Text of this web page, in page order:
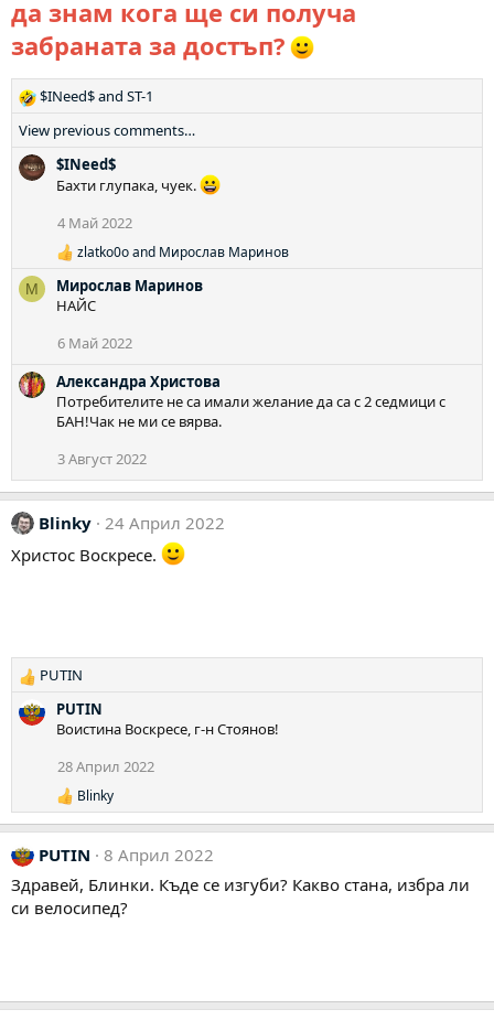
и
да знам кога ще си получа
забраната за достъп?
Р
е
к
ц
$INeed$and ST-1
View previous comments…
$INeed$
Бахти глупака, чуек.
4 Май 2022
Р
е
а
к
и
:
zlatko0oand Мирослав Маринов
М
Мирослав Маринов
НАЙС
6 Май 2022
Александра Христова
Потребителите не са имали желание да са с 2 седмици с
БАН!Чак не ми се вярва.
3 Август 2022
Blinky 24 Април 2022
Христос Воскресе.
Р
е
а
:
PUTIN
PUTIN
Воистина Воскресе, г-н Стоянов!
28 Април 2022
Р
е
а
к
и
и
Blinky
PUTIN
8 Април 2022
Здравей, Блинки. Къде се изгуби? Какво стана, избра ли
си велосипед?